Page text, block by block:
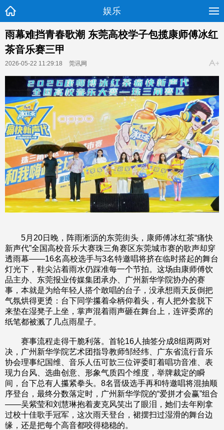
娱乐
雨幕难挡青春歌潮 东莞高校学子包揽康师傅冰红
茶音乐赛三甲
2026-05-22 11:29:18 莞讯网
5月20日晚，阵雨淅沥的东莞街头，康师傅冰红茶“痛快
新声代”全国高校音乐大赛珠三角赛区东莞城市赛的歌声却穿
透雨幕——16名高校选手与3名特邀唱将挤在临时搭起的舞台
灯光下，鞋尖沾着雨水仍踩准每一个节拍。这场由康师傅饮
品主办、东莞报业传媒集团承办、广州新华学院协办的赛
事，本就是为给年轻人搭个敢唱的台子，没承想雨天反倒把
气氛烘得更烫：台下同学攥着伞柄仰着头，有人把外套脱下
来垫在湿凳子上坐，掌声混着雨声砸在舞台上，连评委席的
纸笔都被溅了几点雨星子。
赛事流程走得干脆利落。首轮16人抽签分成8组两两对
决，广州新华学院艺术团指导教师邹经纬、广东省流行音乐
协会理事纪国维、音乐人伍可歆三位评委盯着唱功音准、表
现力台风、选曲创意、形象气质四个维度，举牌裁定的瞬
间，台下总有人攥紧拳头。8名晋级选手再和特邀唱将混抽顺
序登台，最终分数落定时，广州新华学院的“爱拼才会赢”组合
——吴紫莹和刘慧琳抱着麦克风笑出了眼泪，她们去年刚拿
过校十佳歌手冠军，这次雨天登台，裙摆扫过湿滑的舞台边
缘，还是把每个高音都咬得稳稳的。